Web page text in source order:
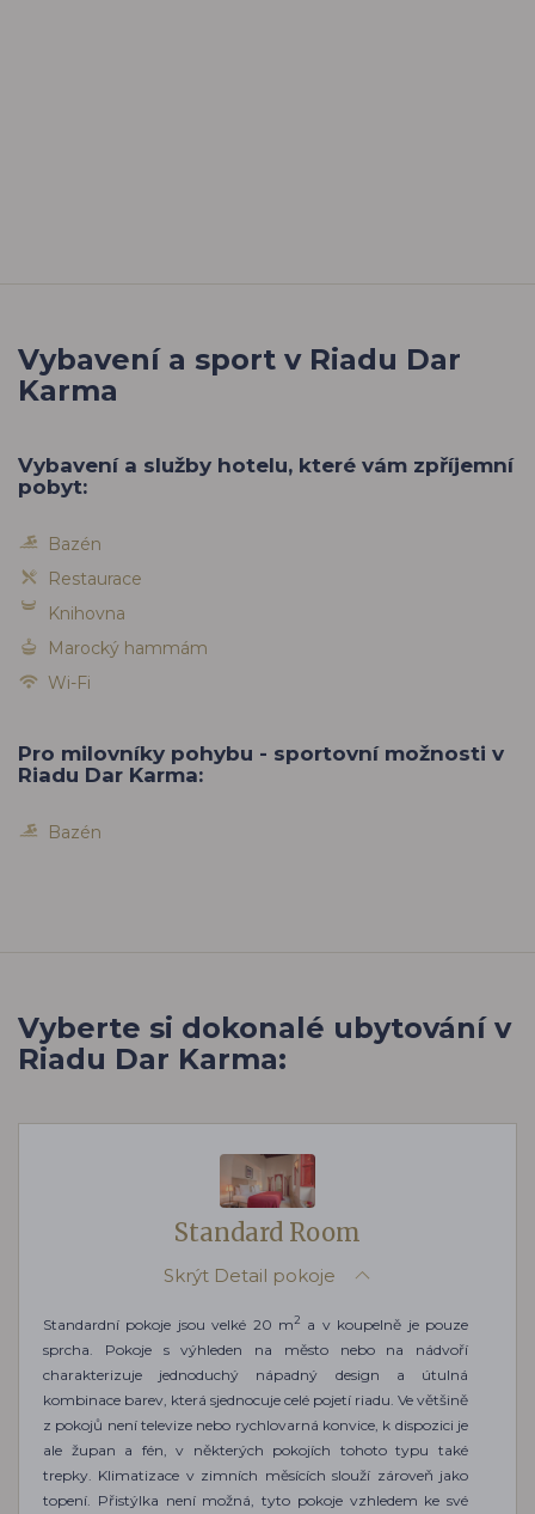
Vybavení a sport v Riadu Dar
Karma
Vybavení a služby hotelu, které vám zpříjemní
pobyt:
Bazén
Restaurace
Knihovna
Marocký hammám
Wi-Fi
Pro milovníky pohybu - sportovní možnosti v
Riadu Dar Karma:
Bazén
Vyberte si dokonalé ubytování v
Riadu Dar Karma:
Standard Room
Skrýt Detail pokoje
Standardní pokoje jsou velké 20 m2
a v koupelně je pouze
sprcha. Pokoje s výhleden na město nebo na nádvoří
charakterizuje jednoduchý nápadný design a útulná
kombinace barev, která sjednocuje celé pojetí riadu. Ve většině
z pokojů není televize nebo rychlovarná konvice, k dispozici je
ale župan a fén, v některých pokojích tohoto typu také
trepky. Klimatizace v zimních měsících slouží zároveň jako
topení. Přistýlka není možná, tyto pokoje vzhledem ke své